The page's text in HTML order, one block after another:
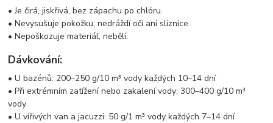
• Je čirá, jiskřivá, bez zápachu po chlóru.
• Nevysušuje pokožku, nedráždí oči ani sliznice.
• Nepoškozuje materiál, nebělí.
Dávkování:
• U bazénů: 200–250 g/10 m³ vody každých 10–14 dní
• Při extrémním zatížení nebo zakalení vody: 300–400 g/10 m³
vody
• U vířivých van a jacuzzi: 50 g/1 m³ vody každých 7–14 dní